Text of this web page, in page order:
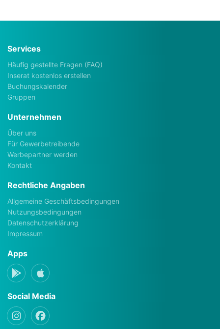
Services
Häufig gestellte Fragen (FAQ)
Inserat kostenlos erstellen
Buchungskalender
Gruppen
Unternehmen
Über uns
Für Gewerbetreibende
Werbepartner werden
Kontakt
Rechtliche Angaben
Allgemeine Geschäftsbedingungen
Nutzungsbedingungen
Datenschutzerklärung
Impressum
Apps
Social Media